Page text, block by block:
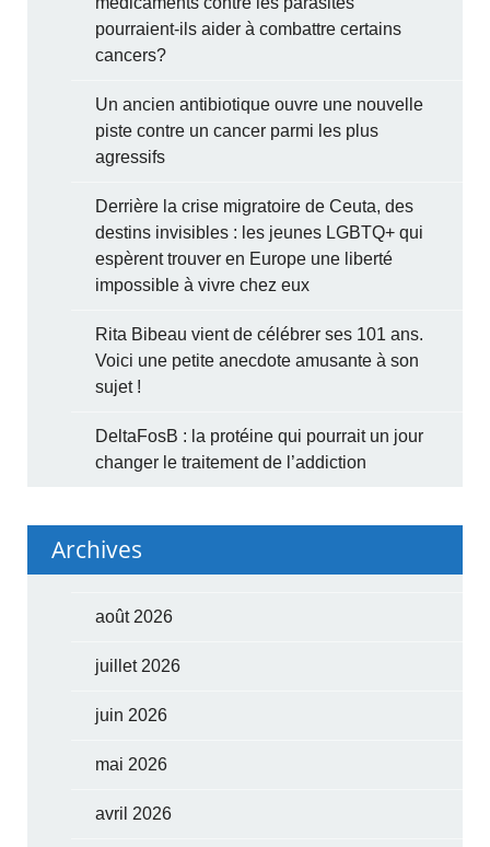
pourraient-ils aider à combattre certains
cancers?
Un ancien antibiotique ouvre une nouvelle
piste contre un cancer parmi les plus
agressifs
Derrière la crise migratoire de Ceuta, des
destins invisibles : les jeunes LGBTQ+ qui
espèrent trouver en Europe une liberté
impossible à vivre chez eux
Rita Bibeau vient de célébrer ses 101 ans.
Voici une petite anecdote amusante à son
sujet !
DeltaFosB : la protéine qui pourrait un jour
changer le traitement de l’addiction
Archives
août 2026
juillet 2026
juin 2026
mai 2026
avril 2026